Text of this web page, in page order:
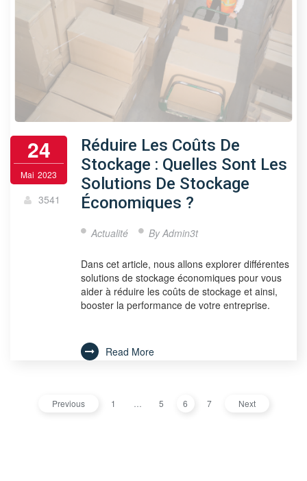
24
Mai 2023
3541
Réduire Les Coûts De
Stockage : Quelles Sont Les
Solutions De Stockage
Économiques ?
Actualité ByAdmin3t
Dans cet article, nous allons explorer différentes
solutions de stockage économiques pour vous
aider à réduire les coûts de stockage et ainsi,
booster la performance de votre entreprise.
Read More
Previous 1 5 6 7 Next